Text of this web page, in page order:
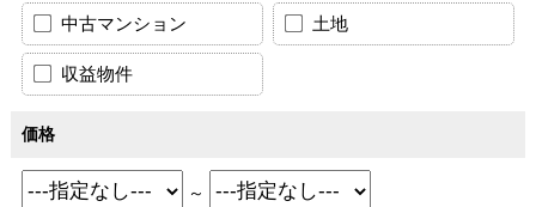
中古マンション 土地
収益物件
価格
～